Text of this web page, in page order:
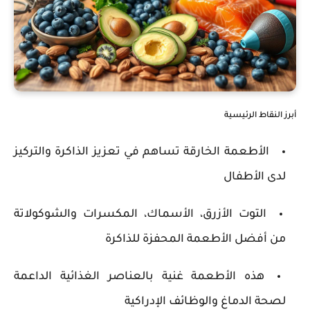
أبرز النقاط الرئيسية
الأطعمة الخارقة تساهم في تعزيز الذاكرة والتركيز
لدى الأطفال
التوت الأزرق، الأسماك، المكسرات والشوكولاتة
من أفضل الأطعمة المحفزة للذاكرة
هذه الأطعمة غنية بالعناصر الغذائية الداعمة
لصحة الدماغ والوظائف الإدراكية